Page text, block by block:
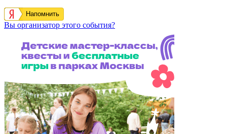
Напомнить
Вы организатор этого события?